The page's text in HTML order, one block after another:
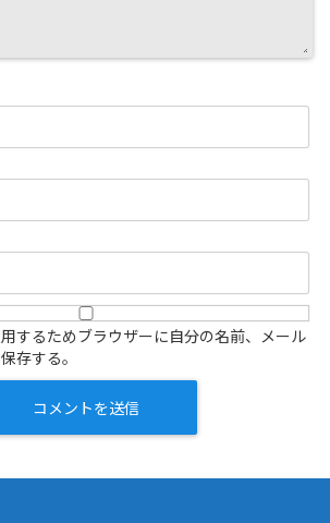
するためブラウザーに自分の名前、メール
存する。